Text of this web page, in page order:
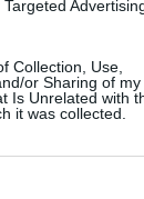
Collection, Use,
or Sharing of my
Is Unrelated with
it was collected.
restaurálás
minden
a területen